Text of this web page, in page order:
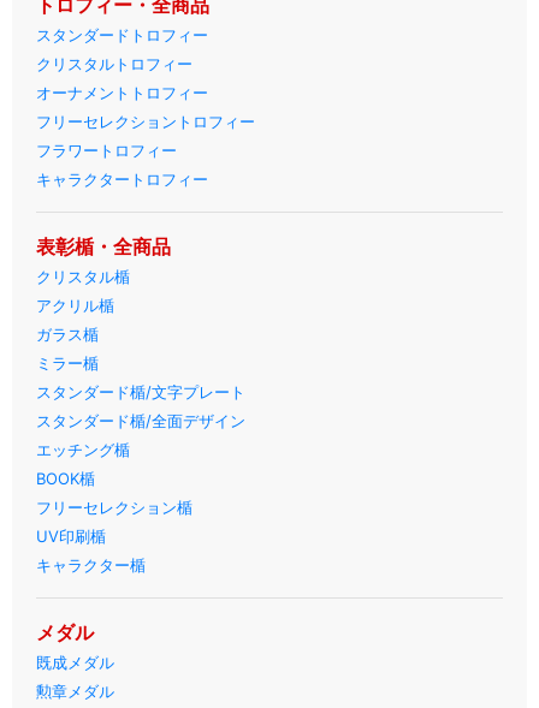
トロフィー・全商品
スタンダードトロフィー
クリスタルトロフィー
オーナメントトロフィー
フリーセレクショントロフィー
フラワートロフィー
キャラクタートロフィー
表彰楯・全商品
クリスタル楯
アクリル楯
ガラス楯
ミラー楯
スタンダード楯/文字プレート
スタンダード楯/全面デザイン
エッチング楯
BOOK楯
フリーセレクション楯
UV印刷楯
キャラクター楯
メダル
既成メダル
勲章メダル